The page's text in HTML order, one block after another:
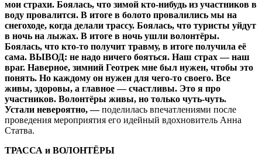
мои страхи. Боялась, что зимой кто-нибудь из участников в
воду провалится. В итоге в болото провалились мы на
снегоходе, когда делали трассу. Боялась, что туристы уйдут
в ночь на лыжах. В итоге в ночь ушли волонтёры.
Боялась, что кто-то получит травму, в итоге получила её
сама. ВЫВОД: не надо ничего бояться. Наш страх — наш
враг. Наверное, зимний Геотрек мне был нужен, чтобы это
понять. Но каждому он нужен для чего-то своего. Все
живы, здоровы, а главное — счастливы. Это я про
участников. Волонтёры живы, но только чуть-чуть.
Устали невероятно, —поделилась впечатлениями после
проведения мероприятия его идейный вдохновитель Анна
Статва.
ТРАССА и ВОЛОНТЁРЫ